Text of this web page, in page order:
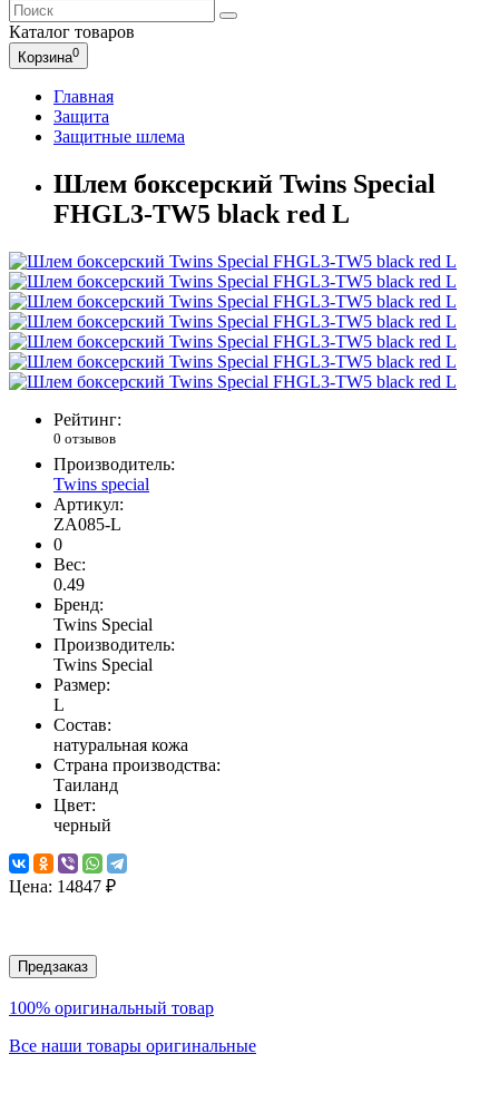
Каталог товаров
Корзина0
Главная
Защита
Защитные шлема
Шлем боксерский Twins Special
FHGL3-TW5 black red L
Рейтинг:
0 отзывов
Производитель:
Twins special
Артикул:
ZA085-L
0
Вес:
0.49
Бренд:
Twins Special
Производитель:
Twins Special
Размер:
L
Состав:
натуральная кожа
Страна производства:
Таиланд
Цвет:
черный
Цена: 14847 ₽
Предзаказ
100% оригинальный товар
Все наши товары оригинальные